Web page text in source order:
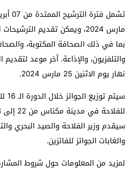
مارس 2024، ويمكن تقديم
بما في ذلك الصحافة المكتوبة،
والتلفزيون، والإذاعة. آخر موعد
نهار يوم الاثنين 25 مارس 2024.
سيقدم وزير الفلاحة والصيد البحري
والغابات الجوائز للفائزين.
لمزيد من المعلومات حول شروط